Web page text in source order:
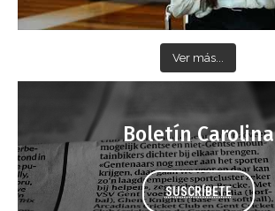
Ver más...
Boletín Carolina
SUSCRÍBETE